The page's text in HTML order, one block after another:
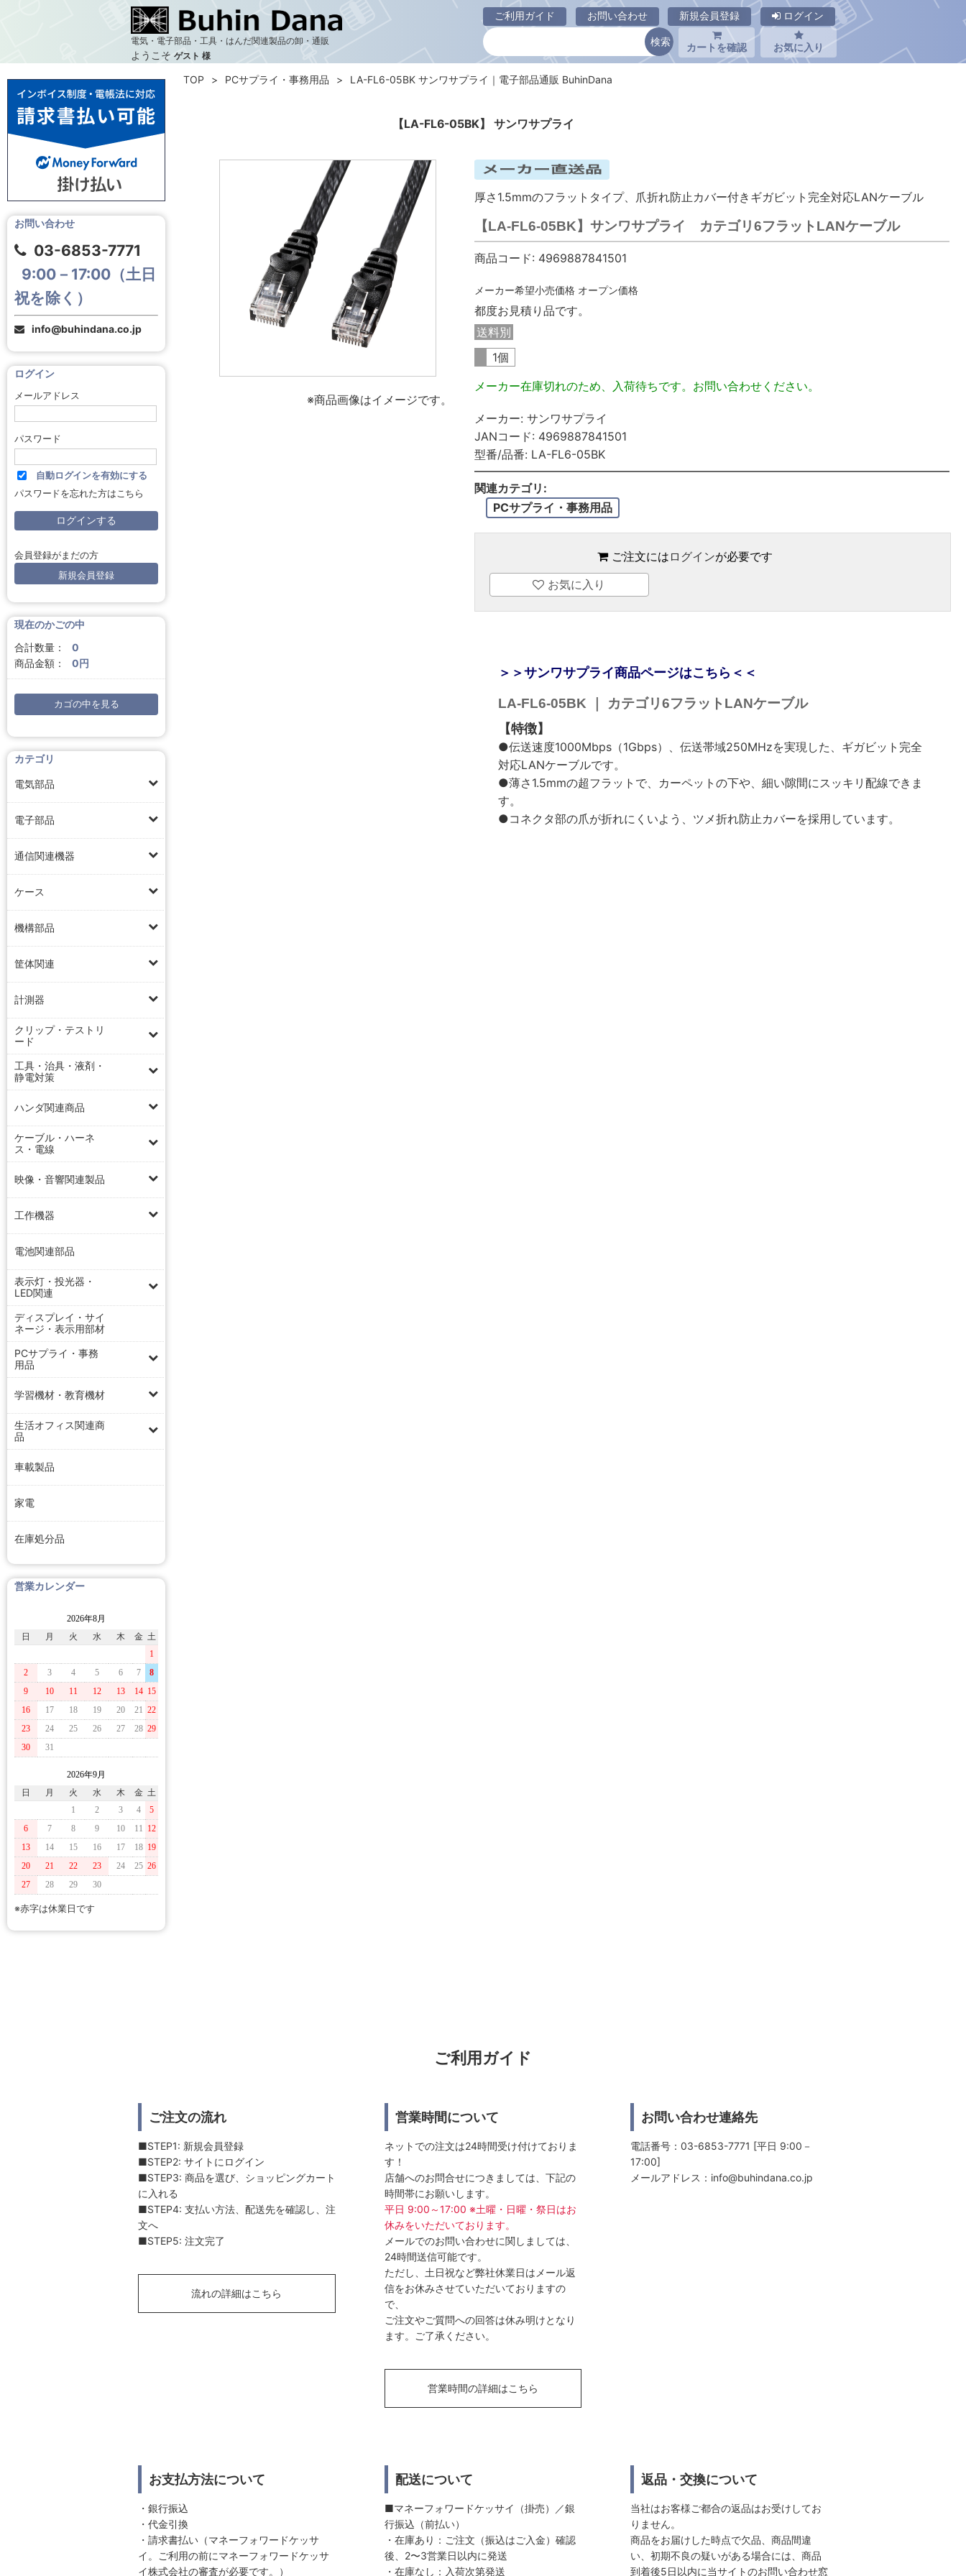
電気・電子部品・工具・はんだ関連製品の卸・通販
ようこそ ゲスト 様
ご利用ガイド お問い合わせ 新規会員登録 ログイン
カートを確認 お気に入り
【LA-FL6-05BK】 サンワサプライ
お問い合わせ
03-6853-7771
9:00－17:00（土日
祝を除く）
info@buhindana.co.jp
ログイン
メールアドレス
パスワード
自動ログインを有効にする
パスワードを忘れた方はこちら
会員登録がまだの方
新規会員登録
現在のかごの中
合計数量：
0
商品金額：
0円
カゴの中を見る
カテゴリ
電気部品
電子部品
通信関連機器
ケース
機構部品
筐体関連
計測器
クリップ・テストリ
ード
工具・治具・液剤・
静電対策
ハンダ関連商品
ケーブル・ハーネ
ス・電線
映像・音響関連製品
工作機器
電池関連部品
表示灯・投光器・
LED関連
ディスプレイ・サイ
ネージ・表示用部材
PCサプライ・事務
用品
学習機材・教育機材
生活オフィス関連商
品
車載製品
家電
在庫処分品
営業カレンダー
2026年8月
日
月 火 水 木 金 土
1
2
3 4 5 6 7
8
9
10 11 12 13 14 15
16
17 18 19 20 21 22
23
24 25 26 27 28 29
30
31
2026年9月
日
月 火 水 木 金 土
1
2 3 4
5
6
7 8 9 10 11 12
13
14 15 16 17 18 19
20
21 22 23 24 25 26
27
28 29 30
※赤字は休業日です
TOP PCサプライ・事務用品 LA-FL6-05BK サンワサプライ｜電子部品通販 BuhinDana
※商品画像はイメージです。
厚さ1.5mmのフラットタイプ、爪折れ防止カバー付きギガビット完全対応LANケーブル
【LA-FL6-05BK】サンワサプライ カテゴリ6フラットLANケーブル
商品コード: 4969887841501
メーカー希望小売価格 オープン価格
都度お見積り品です。
送料別
1個
メーカー在庫切れのため、入荷待ちです。お問い合わせください。
メーカー: サンワサプライ
JANコード: 4969887841501
型番/品番: LA-FL6-05BK
関連カテゴリ:
PCサプライ・事務用品
ご注文には ログインが必要です
お気に入り
＞＞サンワサプライ商品ページはこちら＜＜
LA-FL6-05BK ｜ カテゴリ6フラットLANケーブル
【特徴】
●伝送速度1000Mbps（1Gbps）、伝送帯域250MHzを実現した、ギガビット完全
対応LANケーブルです。
●薄さ1.5mmの超フラットで、カーペットの下や、細い隙間にスッキリ配線できま
す。
●コネクタ部の爪が折れにくいよう、ツメ折れ防止カバーを採用しています。
ご利用ガイド
ご注文の流れ
■STEP1: 新規会員登録
■STEP2: サイトにログイン
■STEP3: 商品を選び、ショッピングカート
に入れる
■STEP4: 支払い方法、配送先を確認し、注
文へ
■STEP5: 注文完了
流れの詳細はこちら
営業時間について
ネットでの注文は24時間受け付けておりま
す！
店舗へのお問合せにつきましては、下記の
時間帯にお願いします。
平日 9:00～17:00 ※土曜・日曜・祭日はお
休みをいただいております。
メールでのお問い合わせに関しましては、
24時間送信可能です。
ただし、土日祝など弊社休業日はメール返
信をお休みさせていただいておりますの
で、
ご注文やご質問への回答は休み明けとなり
ます。ご了承ください。
営業時間の詳細はこちら
お問い合わせ連絡先
電話番号：03-6853-7771 [平日 9:00－
17:00]
メールアドレス： info@buhindana.co.jp
お支払方法について
・銀行振込
・代金引換
・請求書払い（マネーフォワードケッサ
イ。ご利用の前にマネーフォワードケッサ
イ株式会社の審査が必要です。）
配送について
■マネーフォワードケッサイ（掛売）／銀
行振込（前払い）
・在庫あり：ご注文（振込はご入金）確認
後、2〜3営業日以内に発送
・在庫なし：入荷次第発送
返品・交換について
当社はお客様ご都合の返品はお受けしてお
りません。
商品をお届けした時点で欠品、商品間違
い、初期不良の疑いがある場合には、商品
到着後5日以内に当サイトのお問い合わせ窓